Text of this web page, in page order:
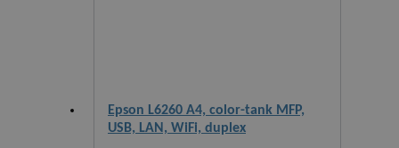
Epson L6260 A4, color-tank MFP,
USB, LAN, WiFi, duplex